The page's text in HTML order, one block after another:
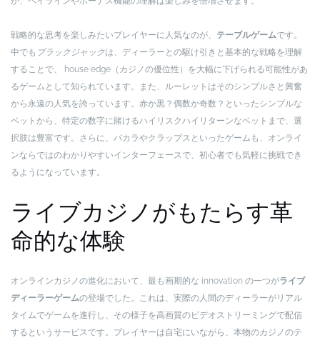
戦略的な思考を楽しみたいプレイヤーに人気なのが、 テーブルゲームです。
中でも ブラックジャックは、ディーラーとの駆け引きと基本的な戦略を理解
することで、 house edge（カジノの優位性）を大幅に下げられる可能性があ
るゲームとして知られています。また、ルーレットはそのシンプルさと興奮
から永遠の人気を誇っています。赤か黒？偶数か奇数？といったシンプルな
ベットから、特定の数字に賭けるハイリスクハイリターンなベットまで、選
択肢は豊富です。さらに、バカラやクラップスといったゲームも、オンライ
ンならではのわかりやすいインターフェースで、初心者でも気軽に挑戦でき
るようになっています。
ライブカジノがもたらす革
命的な体験
オンラインカジノの進化において、最も画期的な innovation の一つがライブ
ディーラーゲームの登場でした。これは、実際の人間のディーラーがリアル
タイムでゲームを進行し、その様子を高画質のビデオストリーミングで配信
するというサービスです。プレイヤーは自宅にいながら、本物のカジノのテ